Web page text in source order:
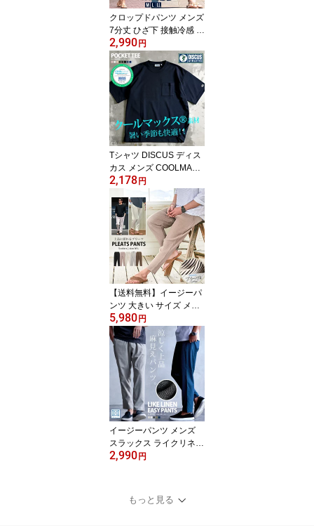
夏 春夏 ファッション
クロップドパンツ メンズ
7分丈 ひざ下 接触冷感 お
しゃれ パンツ ストレッ
チ レギンスパンツ ショ
ートパンツ ハーフパンツ
イージーパンツ 七分丈
冷たい ひんやり 軽量 M
L XL LL シンプル 無地 細
身 スリム 服 父の日 20代
30代 40代 50代 春 夏 春
服 夏服 ファッション
2,990 円
Tシャツ DISCUS ディス
カス メンズ COOLMAX
クールマック ダンボール
半袖 半袖Tシャツ 刺繍 ポ
ケT ポケット付きTシャ
ツ シンプル 無地 定番 ア
メカジ 涼しい クール ブ
ランド 大人 20代 30代 4
0代 50代 ちょいワル ユ
ニセックス 女性 男性 男
服 春 夏 春夏 ファッショ
ン
2,178 円
【送料無料】イージーパ
ンツ 大きい サイズ メン
ズ プリーツパンツ ボト
ムス パンツ ワイドパン
ツ リゾート おしゃれ 涼
感 楊柳 シンプル 無地 部
屋着 ルームウェア ゆっ
たり 大人 上品 CavariA
父の日 20代 30代 40代 5
0代 ユニセックス 男性 男
服 春 夏 春夏 ファッショ
ン
5,980 円
イージーパンツ メンズ
スラックス ライクリネン
テーパードパンツ リラッ
しい 清潔感 清涼感 軽量
美脚シルエット ボトムス
2,990 円
もっと見る